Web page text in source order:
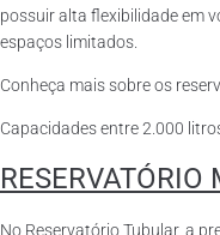
possuir alta flexibilidade em
espaços limitados.
Conheça mais sobre os
Capacidades entre 2.000
No Reservatório Tubular, a